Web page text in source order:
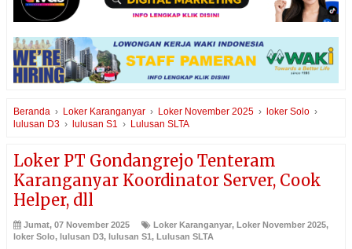
Beranda › Loker Karanganyar › Loker November 2025 › loker Solo ›
lulusan D3 › lulusan S1 › Lulusan SLTA
Loker PT Gondangrejo Tenteram
Karanganyar Koordinator Server, Cook
Helper, dll
Jumat, 07 November 2025 Loker Karanganyar, Loker November 2025,
loker Solo, lulusan D3, lulusan S1 , Lulusan SLTA